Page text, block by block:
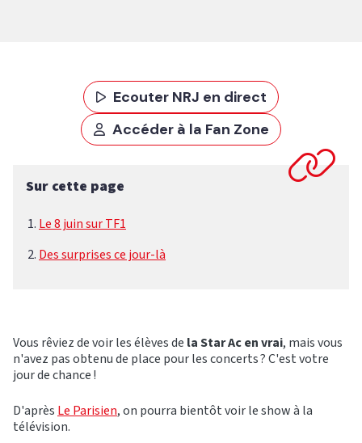
Ecouter NRJ en direct
Accéder à la Fan Zone
Sur cette page
Le 8 juin sur TF1
Des surprises ce jour-là
Vous rêviez de voir les élèves de la Star Ac en vrai, mais vous
n'avez pas obtenu de place pour les concerts ? C'est votre
jour de chance !
D'après Le Parisien, on pourra bientôt voir le show à la
télévision.